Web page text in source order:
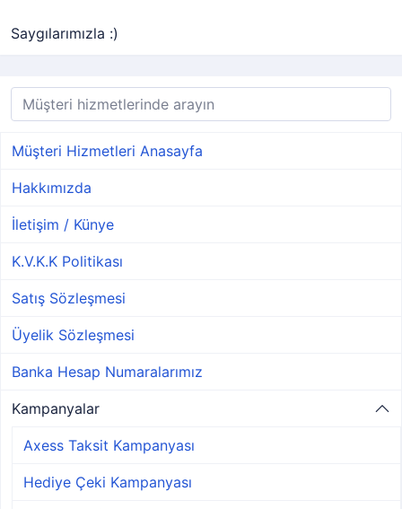
Saygılarımızla :)
Müşteri Hizmetleri Anasayfa
Hakkımızda
İletişim / Künye
K.V.K.K Politikası
Satış Sözleşmesi
Üyelik Sözleşmesi
Banka Hesap Numaralarımız
Kampanyalar
Axess Taksit Kampanyası
Hediye Çeki Kampanyası